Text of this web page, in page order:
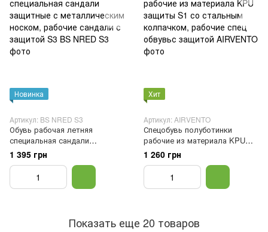
Новинка
Артикул: BS NRED S3
Обувь рабочая летняя
специальная сандали
защитные с металлическим
носком, рабочие сандали с
защитой S3, Черный, 42
1 395 грн
Хит
Артикул: AIRVENTO
Спецобувь полуботинки
рабочие из материала KPU
защиты S1 со стальным
колпачком, рабочие спец
обвувьс защитой, 39
1 260 грн
Показать еще 20 товаров